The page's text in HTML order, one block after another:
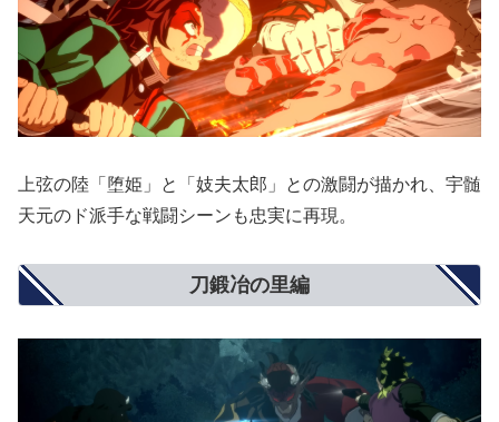
上弦の陸「堕姫」と「妓夫太郎」との激闘が描かれ、宇髄
天元のド派手な戦闘シーンも忠実に再現。
刀鍛冶の里編